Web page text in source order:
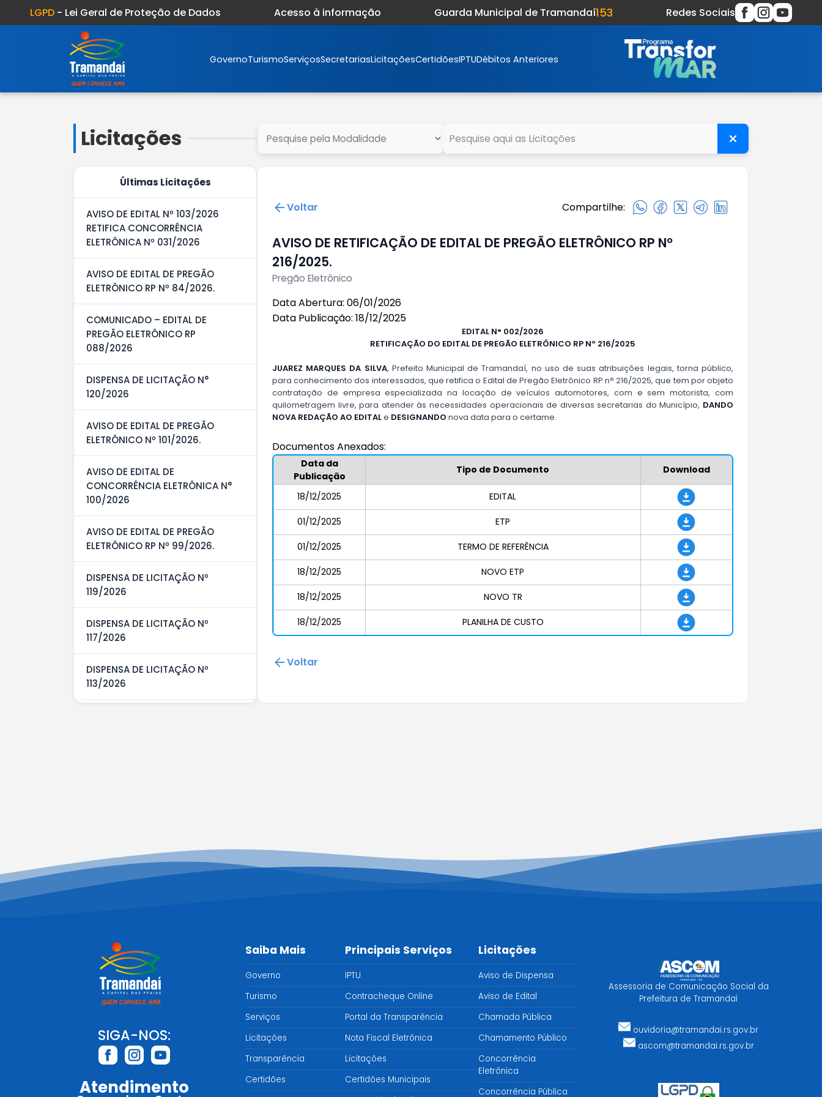
LGPD- Lei Geral de Proteção de Dados Acesso à informação Guarda Municipal de Tramandaí153 Redes Sociais
GovernoTurismoServiçosSecretariasLicitaçõesCertidõesIPTUDébitos Anteriores
Licitações
Últimas Licitações
AVISO DE EDITAL Nº 103/2026
RETIFICA CONCORRÊNCIA
ELETRÔNICA Nº 031/2026
AVISO DE EDITAL DE PREGÃO
ELETRÔNICO RP Nº 84/2026.
COMUNICADO – EDITAL DE
PREGÃO ELETRÔNICO RP
088/2026
DISPENSA DE LICITAÇÃO N°
120/2026
AVISO DE EDITAL DE PREGÃO
ELETRÔNICO Nº 101/2026.
AVISO DE EDITAL DE
CONCORRÊNCIA ELETRÔNICA N°
100/2026
AVISO DE EDITAL DE PREGÃO
ELETRÔNICO RP Nº 99/2026.
DISPENSA DE LICITAÇÃO Nº
119/2026
DISPENSA DE LICITAÇÃO Nº
117/2026
DISPENSA DE LICITAÇÃO Nº
113/2026
Voltar Compartilhe:
AVISO DE RETIFICAÇÃO DE EDITAL DE PREGÃO ELETRÔNICO RP Nº
216/2025.
Pregão Eletrônico
Data Abertura: 06/01/2026
Data Publicação: 18/12/2025
EDITAL N° 002/2026
RETIFICAÇÃO DO EDITAL DE PREGÃO ELETRÔNICO RP Nº 216/2025
JUAREZ MARQUES DA SILVA, Prefeito Municipal de Tramandaí, no uso de suas atribuições legais, torna público,
para conhecimento dos interessados, que retifica o Edital de Pregão Eletrônico RP n° 216/2025, que tem por objeto
contratação de empresa especializada na locação de veículos automotores, com e sem motorista, com
quilometragem livre, para atender às necessidades operacionais de diversas secretarias do Município, DANDO
NOVA REDAÇÃO AO EDITALe DESIGNANDO nova data para o certame.
Documentos Anexados:
Data da
Publicação
Tipo de Documento Download
18/12/2025 EDITAL
01/12/2025 ETP
01/12/2025 TERMO DE REFERÊNCIA
18/12/2025 NOVO ETP
18/12/2025 NOVO TR
18/12/2025 PLANILHA DE CUSTO
Voltar
SIGA-NOS:
Atendimento
Saiba Mais
Governo
Turismo
Serviços
Licitações
Transparência
Certidões
Principais Serviços
IPTU
Contracheque Online
Portal da Transparência
Nota Fiscal Eletrônica
Licitações
Certidões Municipais
Licitações
Aviso de Dispensa
Aviso de Edital
Chamada Pública
Chamamento Público
Concorrência
Eletrônica
Concorrência Pública
Assessoria de Comunicação Social da
Prefeitura de Tramandaí
ouvidoria@tramandai.rs.gov.br
ascom@tramandai.rs.gov.br